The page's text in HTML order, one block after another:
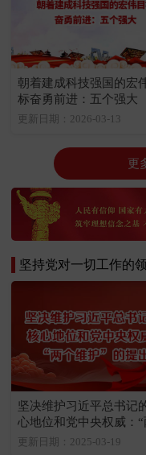
朝着建成科技强国的宏
标奋勇前进：五个强大
更新日期：2026-03-13
更
坚持党对一切工作的
坚决维护习近平总书记
心地位和党中央权威：“
维护”的提出
更新日期：2025-03-19